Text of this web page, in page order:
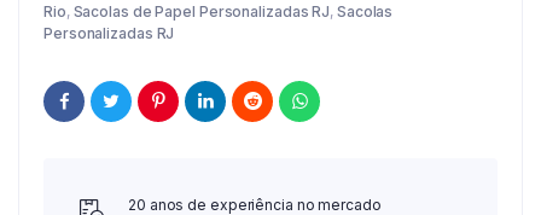
Rio, Sacolas de Papel Personalizadas RJ, Sacolas
Personalizadas RJ
20 anos de experiência no mercado